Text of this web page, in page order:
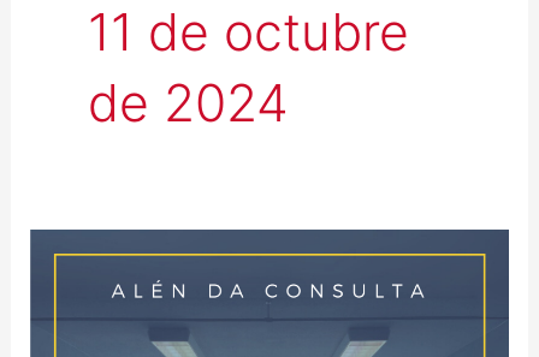
11 de octubre
de 2024
XXVII